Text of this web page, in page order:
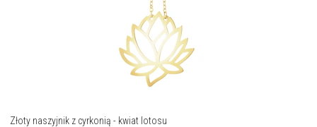
Złoty naszyjnik z cyrkonią - kwiat lotosu